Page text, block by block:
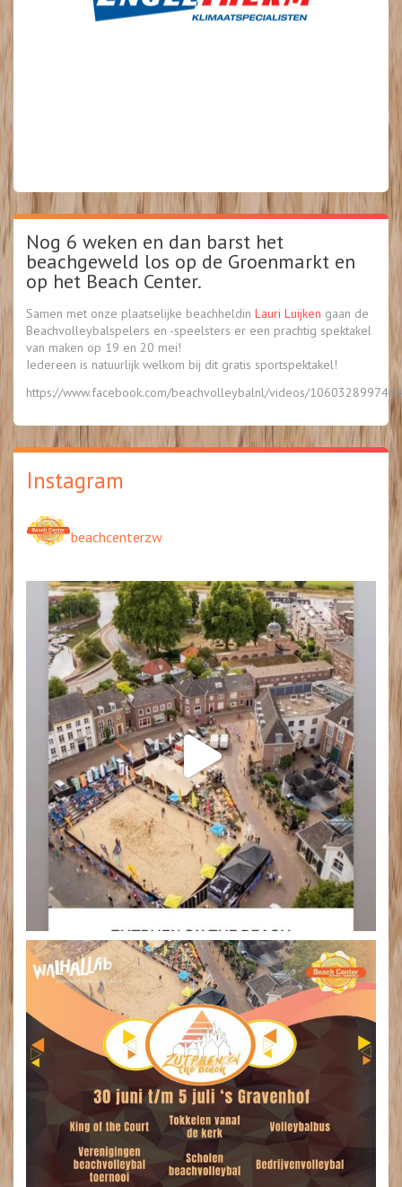
Nog 6 weken en dan barst het
beachgeweld los op de Groenmarkt en
op het Beach Center.
Samen met onze plaatselijke beachheldin Lauri Luijken gaan de
Beachvolleybalspelers en -speelsters er een prachtig spektakel
van maken op 19 en 20 mei!
Iedereen is natuurlijk welkom bij dit gratis sportspektakel!
https://www.facebook.com/beachvolleybalnl/videos/
Instagram
beachcenterzw